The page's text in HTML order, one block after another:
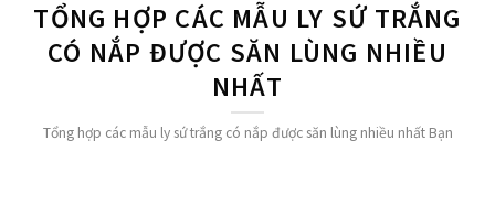
TỔNG HỢP CÁC MẪU LY SỨ TRẮNG
CÓ NẮP ĐƯỢC SĂN LÙNG NHIỀU
NHẤT
Tổng hợp các mẫu ly sứ trắng có nắp được săn lùng nhiều nhất Bạn